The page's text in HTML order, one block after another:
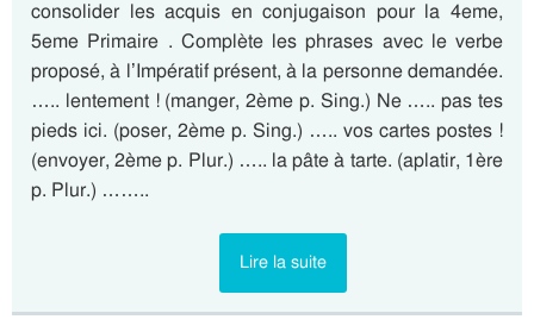
consolider les acquis en conjugaison pour la 4eme,
5eme Primaire . Complète les phrases avec le verbe
proposé, à l’Impératif présent, à la personne demandée.
….. lentement ! (manger, 2ème p. Sing.) Ne ….. pas tes
pieds ici. (poser, 2ème p. Sing.) ….. vos cartes postes !
(envoyer, 2ème p. Plur.) ….. la pâte à tarte. (aplatir, 1ère
p. Plur.) ……..
Lire la suite